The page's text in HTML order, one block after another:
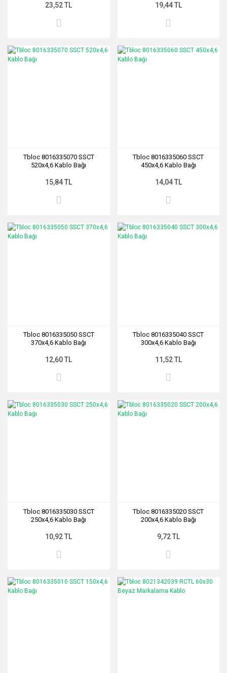
23,52 TL 19,44 TL
Tbloc 8016335070 SSCT
520x4,6 Kablo Bağı
15,84 TL
Tbloc 8016335060 SSCT
450x4,6 Kablo Bağı
14,04 TL
Tbloc 8016335050 SSCT
370x4,6 Kablo Bağı
12,60 TL
Tbloc 8016335040 SSCT
300x4,6 Kablo Bağı
11,52 TL
Tbloc 8016335030 SSCT
250x4,6 Kablo Bağı
10,92 TL
Tbloc 8016335020 SSCT
200x4,6 Kablo Bağı
9,72 TL